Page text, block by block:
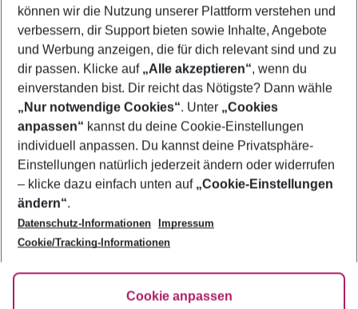
Mehr Filter anzeigen
Footer
Footer navigation
Über uns
AGB
Bestpreisgarantie
Cookie-Einstellungen ändern
Cookie-Richtlinie
Agenturbetreuung
Barrierefreies Reisen
FAQ
HanseMerkur Reiseversicherung
Folge uns
können wir die Nutzung unserer Plattform verstehen und
verbessern, dir Support bieten sowie Inhalte, Angebote
und Werbung anzeigen, die für dich relevant sind und zu
dir passen. Klicke auf „Alle akzeptieren“, wenn du
einverstanden bist. Dir reicht das Nötigste? Dann wähle
„Nur notwendige Cookies“. Unter „Cookies
anpassen“ kannst du deine Cookie-Einstellungen
individuell anpassen. Du kannst deine Privatsphäre-
Einstellungen natürlich jederzeit ändern oder widerrufen
– klicke dazu einfach unten auf „Cookie-Einstellungen
ändern“.
Datenschutz-Informationen
Impressum
Cookie/Tracking-Informationen
Cookie anpassen